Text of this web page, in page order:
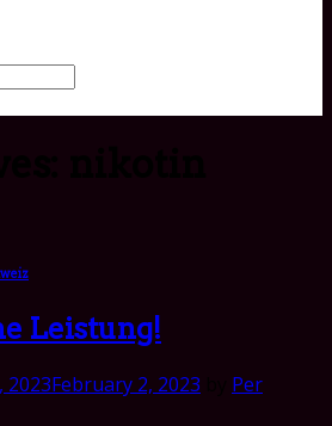
Leistung!
2023February 2, 2023
Per